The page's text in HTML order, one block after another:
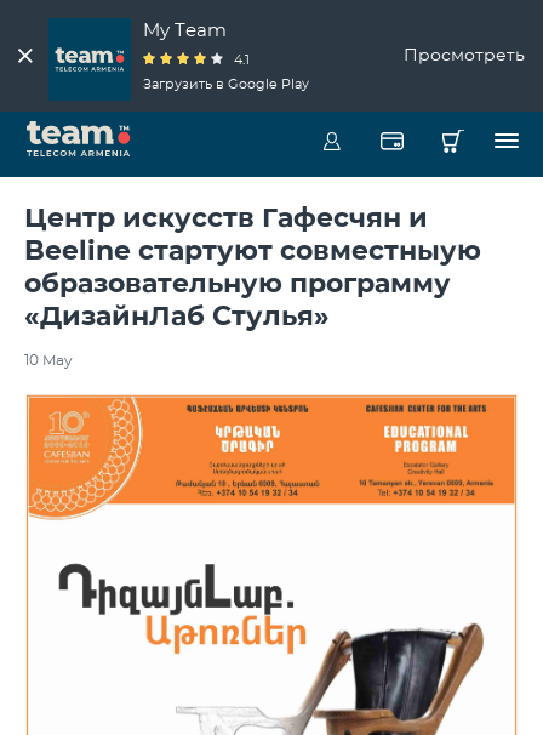
My Team
4.1
Загрузить в Google Play
Просмотреть
Центр искусств Гафесчян и
Beeline стартуют совместныую
образовательную программу
«ДизайнЛаб Стулья»
10 May